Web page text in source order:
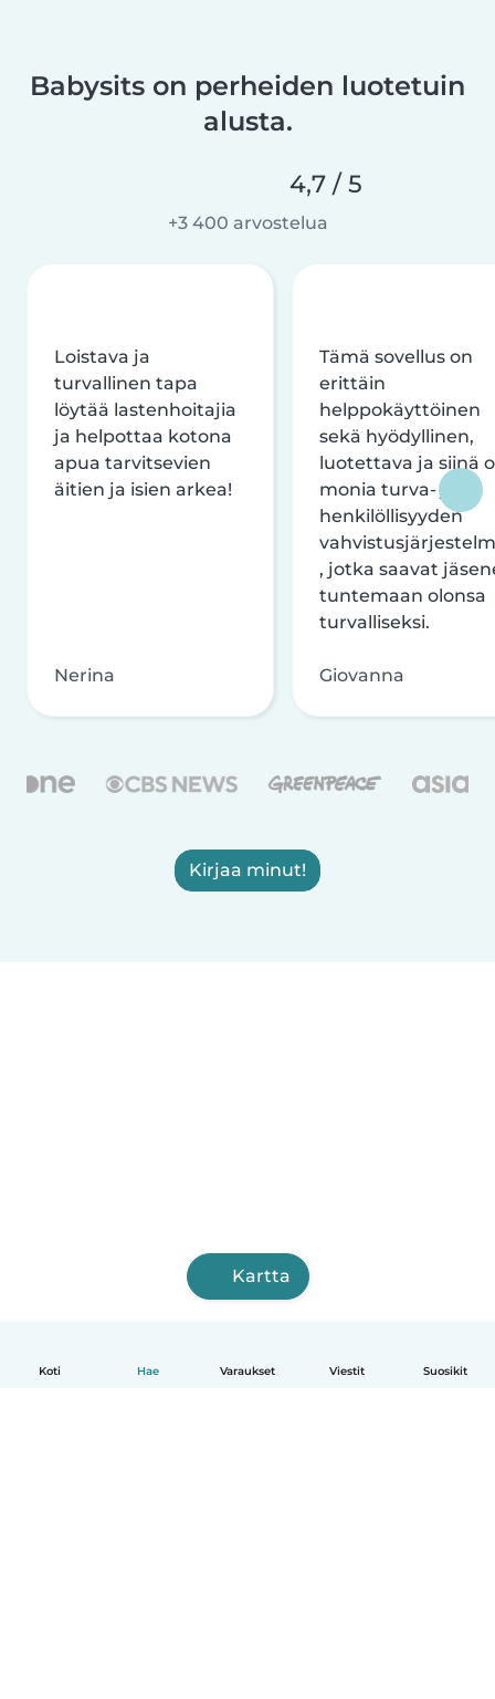
Koti Hae Varaukset Viestit Suosikit
Babysits on perheiden luotetuin
alusta.
4,7 / 5
+3 400 arvostelua
Loistava ja
turvallinen tapa
löytää lastenhoitajia
ja helpottaa kotona
apua tarvitsevien
äitien ja isien arkea!
Nerina
Tämä sovellus on
erittäin
helppokäyttöinen
sekä hyödyllinen,
luotettava ja siinä
monia turva- ja
henkilöllisyyden
, jotka saavat
tuntemaan olonsa
turvalliseksi.
Giovanna
Kirjaa minut!
Kartta